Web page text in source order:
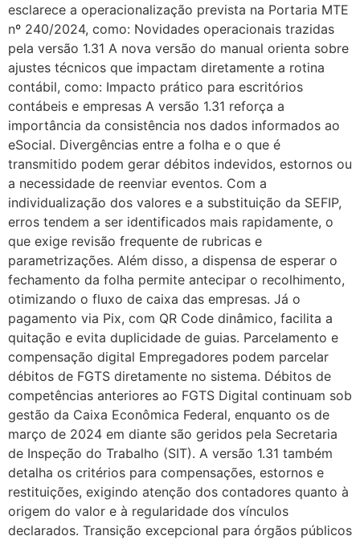
esclarece a operacionalização prevista na Portaria MTE
nº 240/2024, como: Novidades operacionais trazidas
pela versão 1.31 A nova versão do manual orienta sobre
ajustes técnicos que impactam diretamente a rotina
contábil, como: Impacto prático para escritórios
contábeis e empresas A versão 1.31 reforça a
importância da consistência nos dados informados ao
eSocial. Divergências entre a folha e o que é
transmitido podem gerar débitos indevidos, estornos ou
a necessidade de reenviar eventos. Com a
individualização dos valores e a substituição da SEFIP,
erros tendem a ser identificados mais rapidamente, o
que exige revisão frequente de rubricas e
parametrizações. Além disso, a dispensa de esperar o
fechamento da folha permite antecipar o recolhimento,
otimizando o fluxo de caixa das empresas. Já o
pagamento via Pix, com QR Code dinâmico, facilita a
quitação e evita duplicidade de guias. Parcelamento e
compensação digital Empregadores podem parcelar
débitos de FGTS diretamente no sistema. Débitos de
competências anteriores ao FGTS Digital continuam sob
gestão da Caixa Econômica Federal, enquanto os de
março de 2024 em diante são geridos pela Secretaria
de Inspeção do Trabalho (SIT). A versão 1.31 também
detalha os critérios para compensações, estornos e
restituições, exigindo atenção dos contadores quanto à
origem do valor e à regularidade dos vínculos
declarados. Transição excepcional para órgãos públicos